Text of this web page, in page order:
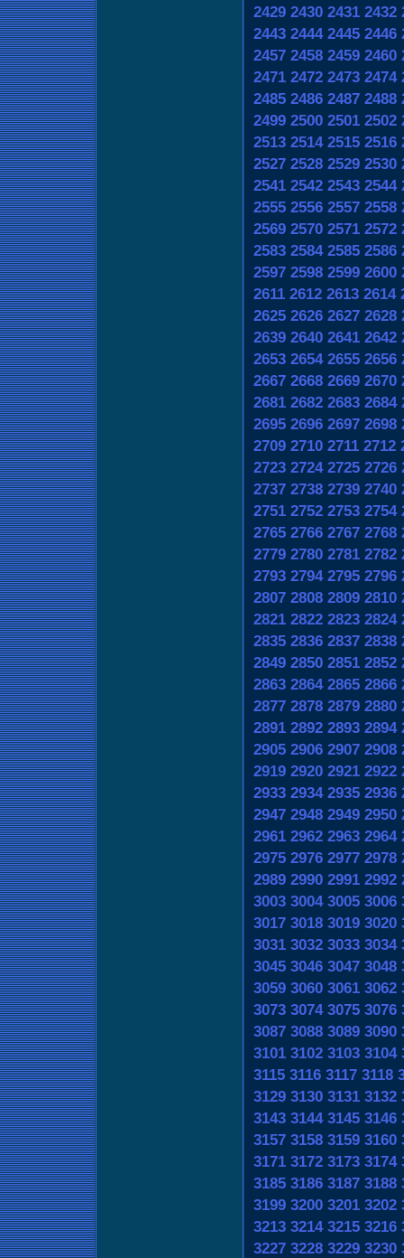
2429 2430 2431 2432
2443 2444 2445 2446
2457 2458 2459 2460
2471 2472 2473 2474
2485 2486 2487 2488
2499 2500 2501 2502
2513 2514 2515 2516
2527 2528 2529 2530
2541 2542 2543 2544
2555 2556 2557 2558
2569 2570 2571 2572
2583 2584 2585 2586
2597 2598 2599 2600
2611 2612 2613 2614
2625 2626 2627 2628
2639 2640 2641 2642
2653 2654 2655 2656
2667 2668 2669 2670
2681 2682 2683 2684
2695 2696 2697 2698
2709 2710 2711 2712
2723 2724 2725 2726
2737 2738 2739 2740
2751 2752 2753 2754
2765 2766 2767 2768
2779 2780 2781 2782
2793 2794 2795 2796
2807 2808 2809 2810
2821 2822 2823 2824
2835 2836 2837 2838
2849 2850 2851 2852
2863 2864 2865 2866
2877 2878 2879 2880
2891 2892 2893 2894
2905 2906 2907 2908
2919 2920 2921 2922
2933 2934 2935 2936
2947 2948 2949 2950
2961 2962 2963 2964
2975 2976 2977 2978
2989 2990 2991 2992
3003 3004 3005 3006
3017 3018 3019 3020
3031 3032 3033 3034
3045 3046 3047 3048
3059 3060 3061 3062
3073 3074 3075 3076
3087 3088 3089 3090
3101 3102 3103 3104
3115 3116 3117 3118
3129 3130 3131 3132
3143 3144 3145 3146
3157 3158 3159 3160
3171 3172 3173 3174
3185 3186 3187 3188
3199 3200 3201 3202
3213 3214 3215 3216
3227 3228 3229 3230